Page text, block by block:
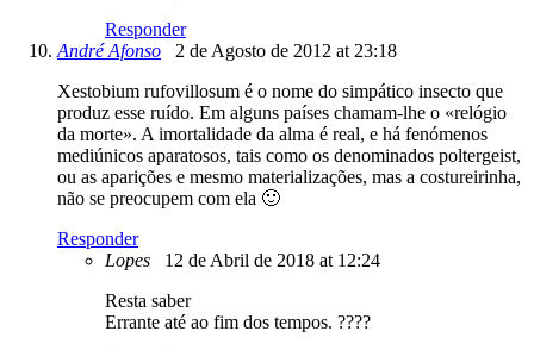
Responder
André Afonso
2 de Agosto de 2012 at 23:18
Xestobium rufovillosum é o nome do simpático insecto que
produz esse ruído. Em alguns países chamam-lhe o «relógio
da morte». A imortalidade da alma é real, e há fenómenos
mediúnicos aparatosos, tais como os denominados poltergeist,
ou as aparições e mesmo materializações, mas a costureirinha,
não se preocupem com ela 🙂
Responder
Lopes
12 de Abril de 2018 at 12:24
Resta saber
Errante até ao fim dos tempos. ????